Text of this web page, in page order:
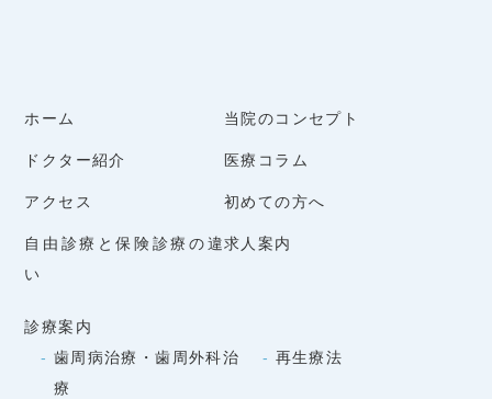
ホーム 当院のコンセプト
ドクター紹介 医療コラム
アクセス 初めての方へ
自由診療と保険診療の違
い
求人案内
診療案内
歯周病治療・歯周外科治
療
再生療法